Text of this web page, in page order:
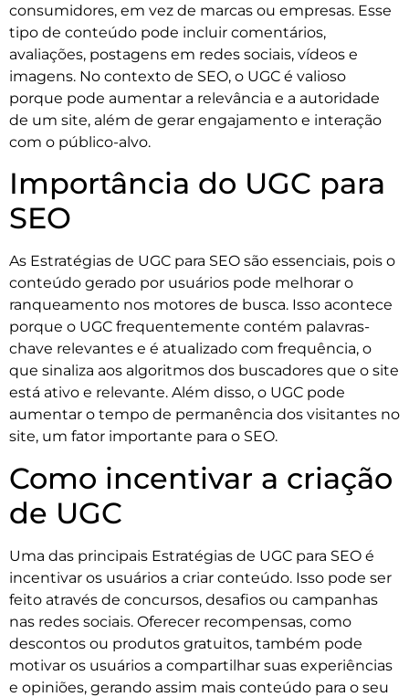
consumidores, em vez de marcas ou empresas. Esse
tipo de conteúdo pode incluir comentários,
avaliações, postagens em redes sociais, vídeos e
imagens. No contexto de SEO, o UGC é valioso
porque pode aumentar a relevância e a autoridade
de um site, além de gerar engajamento e interação
com o público-alvo.
Importância do UGC para
SEO
As Estratégias de UGC para SEO são essenciais, pois o
conteúdo gerado por usuários pode melhorar o
ranqueamento nos motores de busca. Isso acontece
porque o UGC frequentemente contém palavras-
chave relevantes e é atualizado com frequência, o
que sinaliza aos algoritmos dos buscadores que o site
está ativo e relevante. Além disso, o UGC pode
aumentar o tempo de permanência dos visitantes no
site, um fator importante para o SEO.
Como incentivar a criação
de UGC
Uma das principais Estratégias de UGC para SEO é
incentivar os usuários a criar conteúdo. Isso pode ser
feito através de concursos, desafios ou campanhas
nas redes sociais. Oferecer recompensas, como
descontos ou produtos gratuitos, também pode
motivar os usuários a compartilhar suas experiências
e opiniões, gerando assim mais conteúdo para o seu